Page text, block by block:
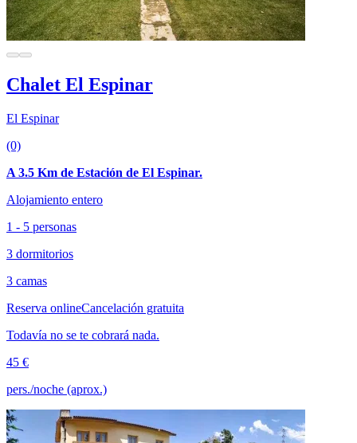
Chalet El Espinar
El Espinar
(0)
A 3.5 Km de Estación de El Espinar.
Alojamiento entero
1 - 5 personas
3 dormitorios
3 camas
Reserva onlineCancelación gratuita
Todavía no se te cobrará nada.
45 €
pers./noche (aprox.)